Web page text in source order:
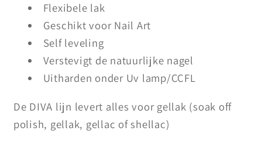
Flexibele lak
Geschikt voor Nail Art
Self leveling
Verstevigt de natuurlijke nagel
Uitharden onder Uv lamp/CCFL
De DIVA lijn levert alles voor gellak (soak off
polish, gellak, gellac of shellac)